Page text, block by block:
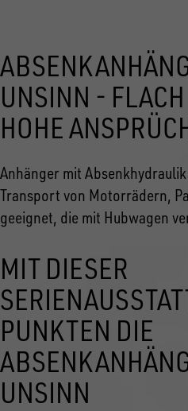
UNSINN -
HOHE
Anhänger mit
Transport von Motorrädern,
geeignet, die mit Hubwagen
MIT DIESER
PUNKTEN DIE
UNSINN